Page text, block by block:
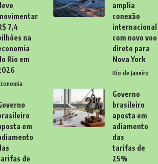
7,4
na
Rio em
em
de
amplia
conexão
internacional
com novo voo
direto para
Nova York
Rio de Janeiro
Governo
brasileiro
aposta em
adiamento
das
tarifas de
25%